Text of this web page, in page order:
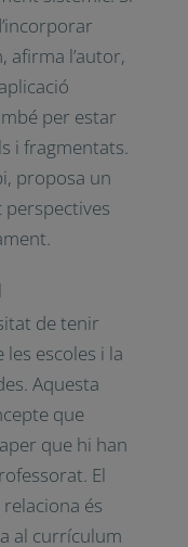
afirma l’autor,
per estar
i fragmentats.
proposa un
de tenir
escoles i la
Aquesta
que
que hi han
El
relaciona és
al currículum